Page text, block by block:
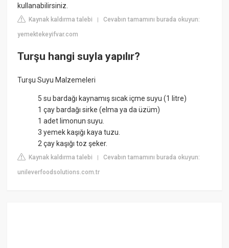
kullanabilirsiniz.
Kaynak kaldırma talebi |Cevabın tamamını burada okuyun:
yemektekeyifvar.com
Turşu hangi suyla yapılır?
Turşu Suyu Malzemeleri
5 su bardağı kaynamış sıcak içme suyu (1 litre)
1 çay bardağı sirke (elma ya da üzüm)
1 adet limonun suyu.
3 yemek kaşığı kaya tuzu.
2 çay kaşığı toz şeker.
Kaynak kaldırma talebi |Cevabın tamamını burada okuyun:
unileverfoodsolutions.com.tr